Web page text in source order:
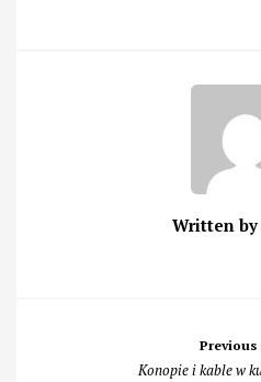
Written by
navigation
Previous
Konopie i kable w